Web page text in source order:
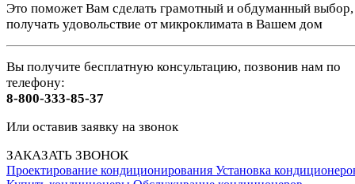
Это поможет Вам сделать грамотный и обдуманный
получать удовольствие от микроклимата в Вашем дом
Вы получите бесплатную консультацию, позвонив нам по
телефону:
8-800-333-85-37
Или оставив заявку на звонок
ЗАКАЗАТЬ ЗВОНОК
Проектирование кондиционирования Установка